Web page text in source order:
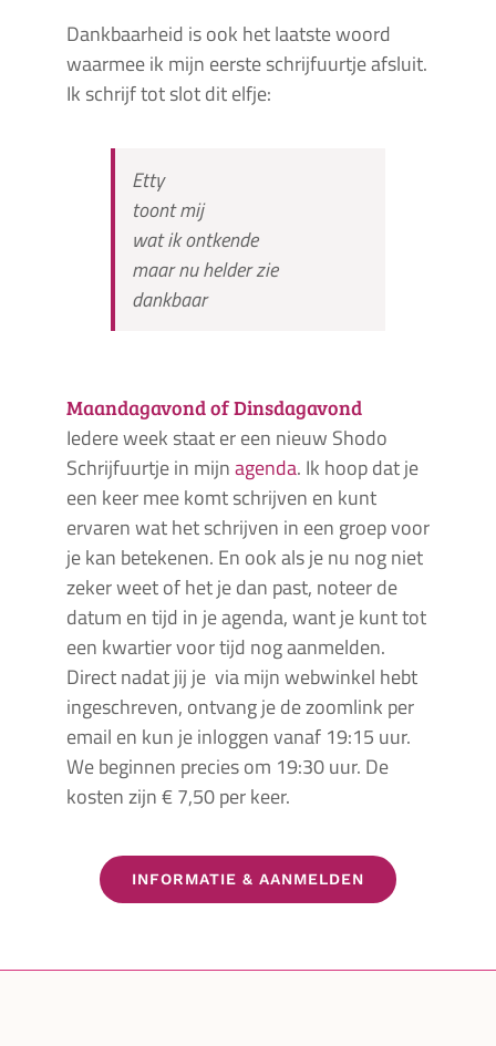
Dankbaarheid is ook het laatste woord
waarmee ik mijn eerste schrijfuurtje afsluit.
Ik schrijf tot slot dit elfje:
Etty
toont mij
wat ik ontkende
maar nu helder zie
dankbaar
Maandagavond of Dinsdagavond
Iedere week staat er een nieuw Shodo
Schrijfuurtje in mijnagenda. Ik hoop dat je
een keer mee komt schrijven en kunt
ervaren wat het schrijven in een groep voor
je kan betekenen. En ook als je nu nog niet
zeker weet of het je dan past, noteer de
datum en tijd in je agenda, want je kunt tot
een kwartier voor tijd nog aanmelden.
Direct nadat jij je via mijn webwinkel hebt
ingeschreven, ontvang je de zoomlink per
email en kun je inloggen vanaf 19:15 uur.
We beginnen precies om 19:30 uur. De
kosten zijn € 7,50 per keer.
INFORMATIE & AANMELDEN